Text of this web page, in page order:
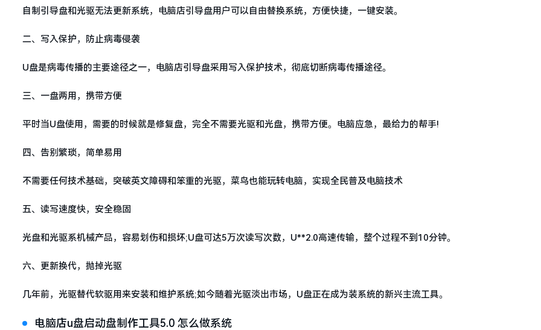
自制引导盘和光驱无法更新系统，电脑店引导盘用户可以自由替换系统，方便快捷，一键安装。
二、写入保护，防止病毒侵袭
U盘是病毒传播的主要途径之一，电脑店引导盘采用写入保护技术，彻底切断病毒传播途径。
三、一盘两用，携带方便
平时当U盘使用，需要的时候就是修复盘，完全不需要光驱和光盘，携带方便。电脑应急，最给力的帮手!
四、告别繁琐，简单易用
不需要任何技术基础，突破英文障碍和笨重的光驱，菜鸟也能玩转电脑，实现全民普及电脑技术
五、读写速度快，安全稳固
光盘和光驱系机械产品，容易划伤和损坏;U盘可达5万次读写次数，U**2.0高速传输，整个过程不到10分钟。
六、更新换代，抛掉光驱
几年前，光驱替代软驱用来安装和维护系统;如今随着光驱淡出市场，U盘正在成为装系统的新兴主流工具。
电脑店u盘启动盘制作工具5.0 怎么做系统